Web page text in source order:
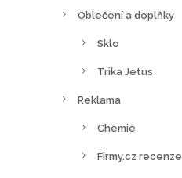
Oblečení a doplňky
Sklo
Trika Jetus
Reklama
Chemie
Firmy.cz recenze